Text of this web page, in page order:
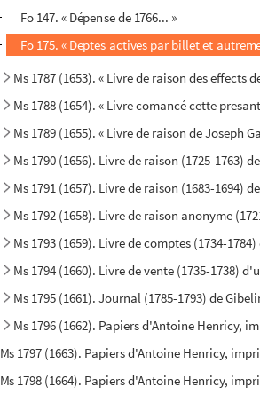
Fo 147. « Dépense de 1766... »
Fo 175. « Deptes actives par billet et
Ms 1787 (1653). « Livre de raison des
Ms 1788 (1654). « Livre comancé cette
Ms 1789 (1655). « Livre de raison de Joseph
Ms 1790 (1656). Livre de raison (1725-1763)
Ms 1791 (1657). Livre de raison (1683-1694)
Ms 1792 (1658). Livre de raison anonyme
Ms 1793 (1659). Livre de comptes (1734-
Ms 1794 (1660). Livre de vente (1735-1738)
Ms 1795 (1661). Journal (1785-1793) de
Ms 1796 (1662). Papiers d'Antoine Henricy,
Ms 1797 (1663). Papiers d'Antoine Henricy,
Ms 1798 (1664). Papiers d'Antoine Henricy,